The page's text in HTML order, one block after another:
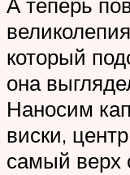
который
она
Наносим
виски,
самый верх